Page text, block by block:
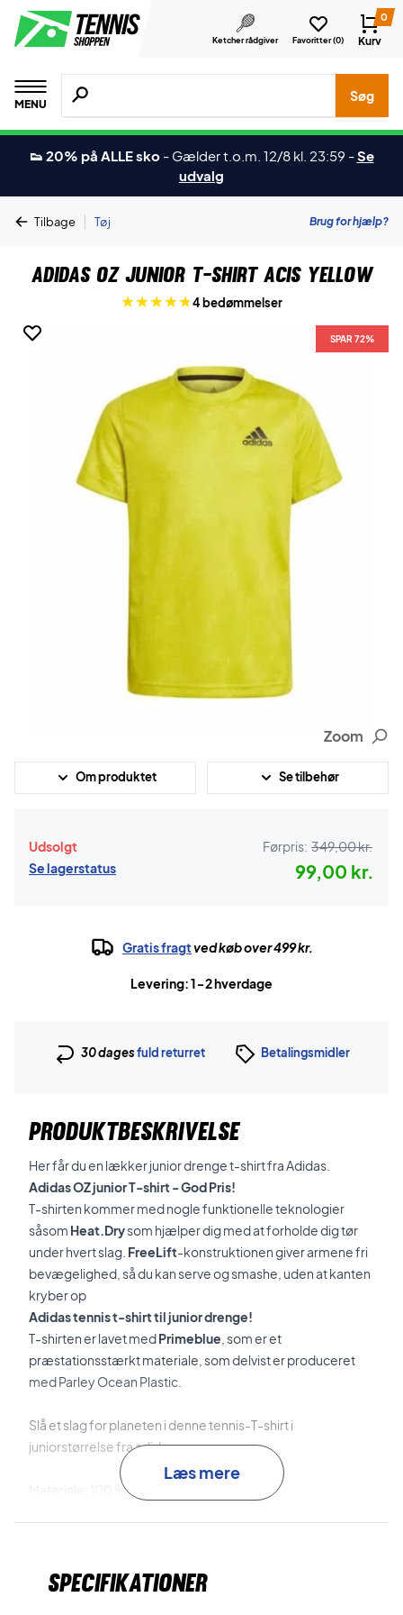
Ketcher rådgiver Favoritter (0)
0
Kurv
MENU
Søg efter produkter, mærker etc.
Søg
👟 20% på ALLE sko - Gælder t.o.m. 12/8 kl. 23:59 -Se
udvalg
Tilbage | Tøj Brug for hjælp?
Adidas OZ Junior T-shirt Acis Yellow
4 bedømmelser
SPAR 72%
Zoom
Om produktet Se tilbehør
Udsolgt
Se lagerstatus
Førpris: 349,00 kr.
99,00 kr.
Gratis fragtved køb over 499 kr.
Levering: 1-2 hverdage
30 dagesfuld returret Betalingsmidler
PRODUKTBESKRIVELSE
Her får du en lækker junior drenge t-shirt fra Adidas.
Adidas OZ junior T-shirt - God Pris!
T-shirten kommer med nogle funktionelle teknologier
såsom Heat.Drysom hjælper dig med at forholde dig tør
under hvert slag. FreeLift-konstruktionen giver armene fri
bevægelighed, så du kan serve og smashe, uden at kanten
kryber op
Adidas tennis t-shirt til junior drenge!
T-shirten er lavet medPrimeblue , som er et
præstationsstærkt materiale, som delvist er produceret
med Parley Ocean Plastic.
Slå et slag for planeten i denne tennis-T-shirt i
juniorstørrelse fra adidas
Materiale: 100 % genanvendt polyester
Læs mere
Specifikationer